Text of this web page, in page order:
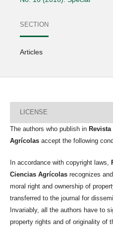
SECTION
Articles
LICENSE
The authors who publish in
Agrícolas accept the following
In accordance with copyright laws,
Ciencias Agrícolas recognizes
moral right and ownership of
transferred to the journal for
Invariably, all the authors have to
property rights and of originality of